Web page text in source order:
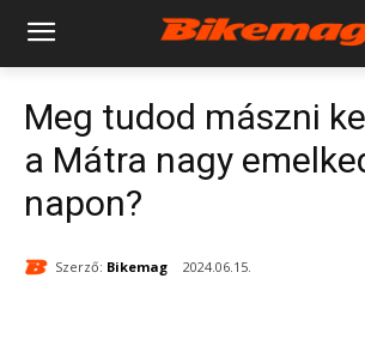
Meg tudod mászni
a Mátra nagy
napon?
Szerző: Bikemag 2024.06.15.